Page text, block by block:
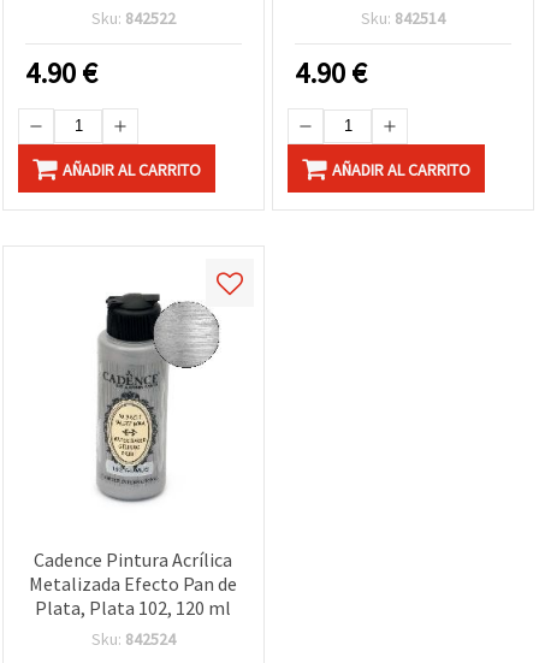
Sku: 842522
4.90€
AÑADIR AL CARRITO
Sku: 842514
4.90€
AÑADIR AL CARRITO
Cadence Pintura Acrílica
Metalizada Efecto Pan de
Plata, Plata 102, 120 ml
Sku: 842524